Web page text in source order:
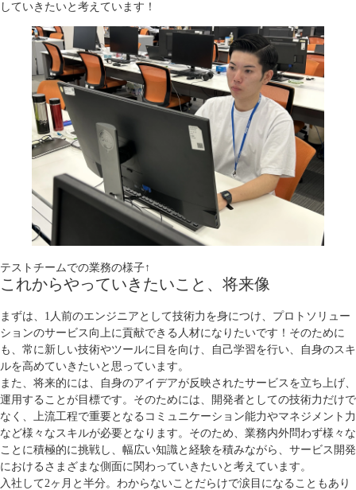
していきたいと考えています！
テストチームでの業務の様子↑
これからやっていきたいこと、将来像
まずは、1人前のエンジニアとして技術力を身につけ、プロトソリュー
ションのサービス向上に貢献できる人材になりたいです！そのために
も、常に新しい技術やツールに目を向け、自己学習を行い、自身のスキ
ルを高めていきたいと思っています。
また、将来的には、自身のアイデアが反映されたサービスを立ち上げ、
運用することが目標です。そのためには、開発者としての技術力だけで
なく、上流工程で重要となるコミュニケーション能力やマネジメント力
など様々なスキルが必要となります。そのため、業務内外問わず様々な
ことに積極的に挑戦し、幅広い知識と経験を積みながら、サービス開発
におけるさまざまな側面に関わっていきたいと考えています。
入社して2ヶ月と半分。わからないことだらけで涙目になることもあり